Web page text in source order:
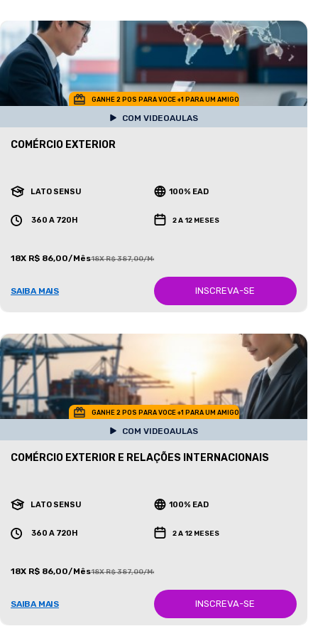
GANHE 2 POS PARA VOCE +1 PARA UM AMIGO
COM VIDEOAULAS
COMÉRCIO EXTERIOR
LATO SENSU 100% EAD
360 A 720H 2 A 12 MESES
18X R$ 86,00/Mês18X R$ 387,00/Mês
SAIBA MAIS INSCREVA-SE
GANHE 2 POS PARA VOCE +1 PARA UM AMIGO
COM VIDEOAULAS
COMÉRCIO EXTERIOR E RELAÇÕES INTERNACIONAIS
LATO SENSU 100% EAD
360 A 720H 2 A 12 MESES
18X R$ 86,00/Mês18X R$ 387,00/Mês
SAIBA MAIS INSCREVA-SE